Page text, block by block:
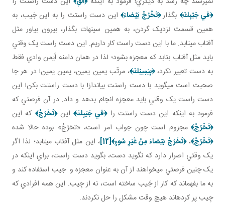
﴿في‏ جَيْبِكَ﴾ بگذار﴿تَخْرُجْ بَيْضاءَ﴾ اين دست راستت را به اين جَيب، به
همين قسمت نزديک گردن، به همين سينه ات بگذار، بيرون بياور مثل
آفتاب مي تابد. ما با اين دست راست کار داريم. اين دست راست يک وقتي
بايد مثل آفتاب بتابد که معجزه بشود؛ لذا در همان دامنه أيمن وادي فقط
به دست تعبير نکرد،﴿بِيَمِينِكَ﴾، مرتّب يمين يمين، يمين يمين! در هر جا
صحبت است مي گويد با دست راستت بيانداز! با دست راستت بکن! اين
دست راست يک وقتي بايد معجزه انجام بدهد و داد. در آن فرصتي که
فرمود به اينکه اين دست راستت را﴿في‏ جَيْبِكَ﴾ اين﴿تَخْرُجْ﴾ که اين
﴿تَخْرُجْ﴾مجزوم است چون جواب امر است، «تخرُجُ» بوده حالا شده
﴿تَخْرُجْ﴾،﴿تَخْرُجْ بَيْضاءَ مِنْ غَيْرِ سُوءٍ﴾[12]
، اين مثل آفتاب مي تابد؛ لذا اگر
يک وقتي اصرار دارد که نگويد دست، بگويد دست راست، براي اينکه در
يک چنين فرصتي مي خواهند از آن به عنوان معجزه و جيب استفاده کند و
به ما بفهماند که کار از جَيب ساخته است، نه از جِيب. اين همه افرادي که
جِيب پر کرده اند هيچ وقت مشکل را حل نکردند.